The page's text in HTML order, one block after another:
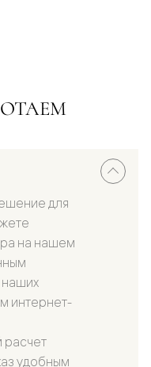
для
на нашем
интернет-
расчет
удобным